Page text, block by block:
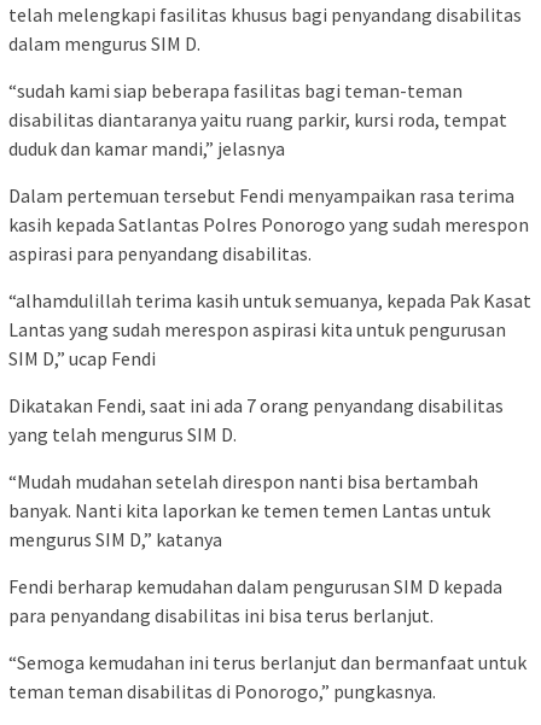
telah melengkapi fasilitas khusus bagi penyandang disabilitas
dalam mengurus SIM D.
“sudah kami siap beberapa fasilitas bagi teman-teman
disabilitas diantaranya yaitu ruang parkir, kursi roda, tempat
duduk dan kamar mandi,” jelasnya
Dalam pertemuan tersebut Fendi menyampaikan rasa terima
kasih kepada Satlantas Polres Ponorogo yang sudah merespon
aspirasi para penyandang disabilitas.
“alhamdulillah terima kasih untuk semuanya, kepada Pak Kasat
Lantas yang sudah merespon aspirasi kita untuk pengurusan
SIM D,” ucap Fendi
Dikatakan Fendi, saat ini ada 7 orang penyandang disabilitas
yang telah mengurus SIM D.
“Mudah mudahan setelah direspon nanti bisa bertambah
banyak. Nanti kita laporkan ke temen temen Lantas untuk
mengurus SIM D,” katanya
Fendi berharap kemudahan dalam pengurusan SIM D kepada
para penyandang disabilitas ini bisa terus berlanjut.
“Semoga kemudahan ini terus berlanjut dan bermanfaat untuk
teman teman disabilitas di Ponorogo,” pungkasnya.